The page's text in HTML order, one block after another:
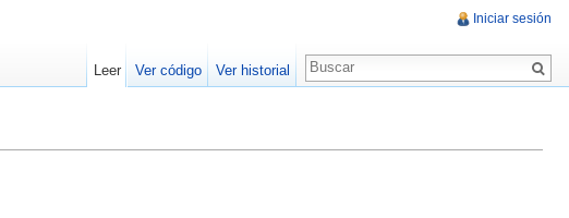
Iniciar sesión
Leer Ver código Ver historial